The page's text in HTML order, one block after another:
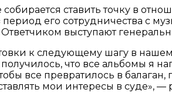
собирается ставить точку в
его сотрудничества с
выступают
к следующему шагу в
что все альбомы я
все превратилось в
мои интересы в суде», —